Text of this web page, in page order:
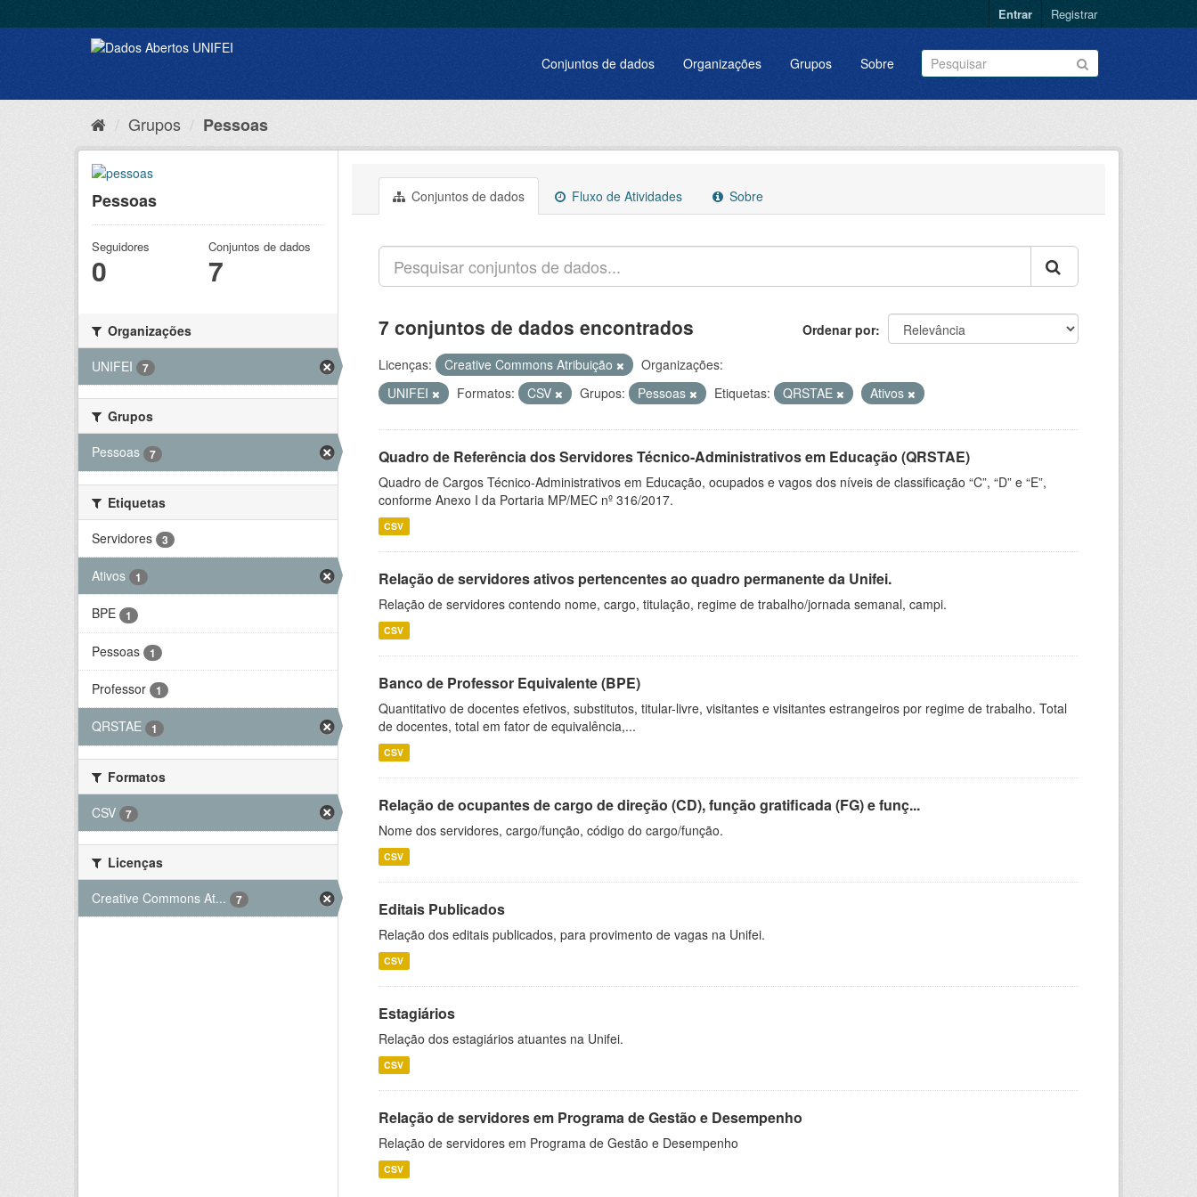
Entrar Registrar
Conjuntos de dados Organizações Grupos Sobre
Grupos Pessoas
Pessoas
Seguidores
0
Conjuntos de dados
7
Organizações
UNIFEI
7
Grupos
Pessoas
7
Etiquetas
Servidores
3
Ativos 1
BPE 1
Pessoas 1
Professor 1
QRSTAE 1
Formatos
CSV
7
Licenças
Creative Commons At...
7
Conjuntos de dados Fluxo de Atividades Sobre
Ordenar por
7 conjuntos de dados encontrados
Licenças: Creative Commons Atribuição
Organizações:
UNIFEI
Formatos: CSV Grupos: Pessoas Etiquetas: QRSTAE Ativos
Quadro de Referência dos Servidores Técnico-Administrativos em Educação (QRSTAE)
Quadro de Cargos Técnico-Administrativos em Educação, ocupados e vagos dos níveis de classificação “C”, “D” e “E”,
conforme Anexo I da Portaria MP/MEC nº 316/2017.
CSV
Relação de servidores ativos pertencentes ao quadro permanente da Unifei.
Relação de servidores contendo nome, cargo, titulação, regime de trabalho/jornada semanal, campi.
CSV
Banco de Professor Equivalente (BPE)
Quantitativo de docentes efetivos, substitutos, titular-livre, visitantes e visitantes estrangeiros por regime de trabalho. Total
de docentes, total em fator de equivalência,...
CSV
Relação de ocupantes de cargo de direção (CD), função gratificada (FG) e funç...
Nome dos servidores, cargo/função, código do cargo/função.
CSV
Editais Publicados
Relação dos editais publicados, para provimento de vagas na Unifei.
CSV
Estagiários
Relação dos estagiários atuantes na Unifei.
CSV
Relação de servidores em Programa de Gestão e Desempenho
Relação de servidores em Programa de Gestão e Desempenho
CSV